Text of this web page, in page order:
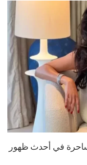
في أحدث ظهور